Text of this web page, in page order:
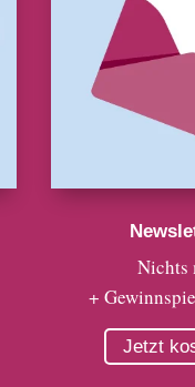
Nichts
+
Jetzt